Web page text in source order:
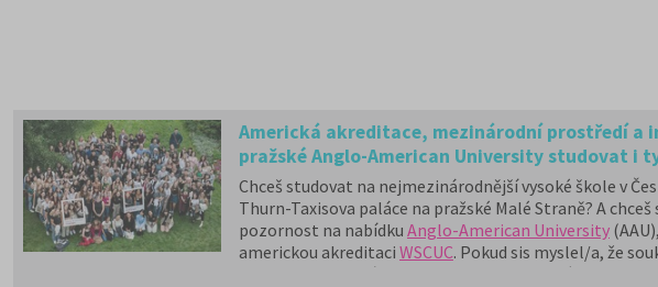
Americká akreditace, mezinárodní prostředí a
pražské Anglo-American University studovat i
Chceš studovat na nejmezinárodnější vysoké škole v
Thurn-Taxisova paláce na pražské Malé Straně? A
pozornost na nabídku Anglo-American University
americkou akreditaci WSCUC. Pokud sis myslel/a, že
pokud jsi chtěl/a jít studovat ven, ale z různých důvodů